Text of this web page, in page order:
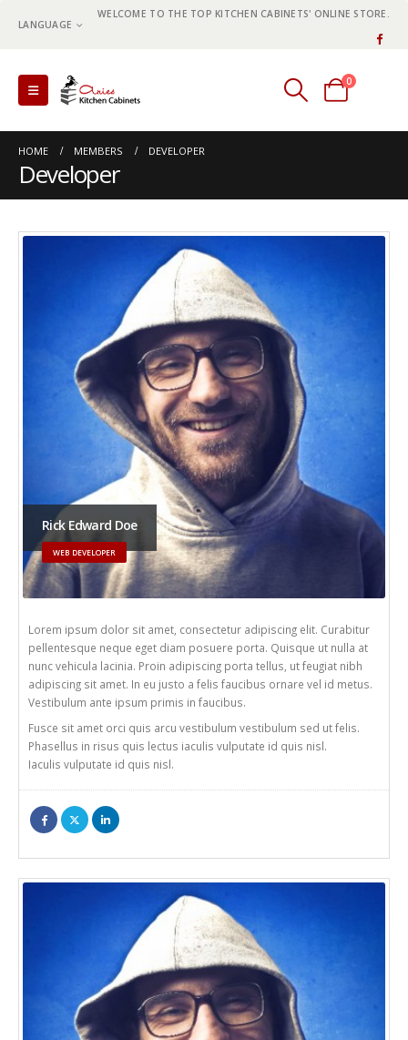
LANGUAGE
WELCOME TO THE TOP KITCHEN CABINETS' ONLINE STORE.
0
0 items
HOME MEMBERS DEVELOPER
Developer
Rick Edward Doe
WEB DEVELOPER
Lorem ipsum dolor sit amet, consectetur adipiscing elit. Curabitur
pellentesque neque eget diam posuere porta. Quisque ut nulla at
nunc vehicula lacinia. Proin adipiscing porta tellus, ut feugiat nibh
adipiscing sit amet. In eu justo a felis faucibus ornare vel id metus.
Vestibulum ante ipsum primis in faucibus.
Fusce sit amet orci quis arcu vestibulum vestibulum sed ut felis.
Phasellus in risus quis lectus iaculis vulputate id quis nisl.
Iaculis vulputate id quis nisl.